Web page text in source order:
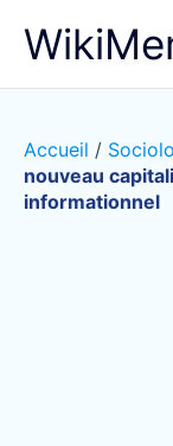
Accueil /
nouveau
informationnel